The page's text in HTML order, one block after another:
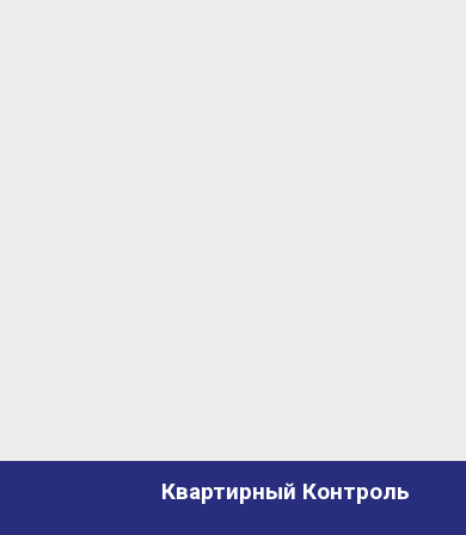
Квартирный Контроль